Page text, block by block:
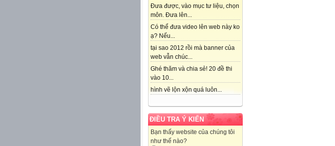
Đưa được, vào mục tư liệu, chọn
môn. Đưa lên...
Có thể đưa video lên web này ko
ạ? Nếu...
tại sao 2012 rồi mà banner của
web vẫn chúc...
Ghé thăm và chia sẻ! 20 đề thi
vào 10...
hình vẽ lộn xộn quá luôn...
ĐIỀU TRA Ý KIẾN
Bạn thấy website của chúng tôi
như thế nào?